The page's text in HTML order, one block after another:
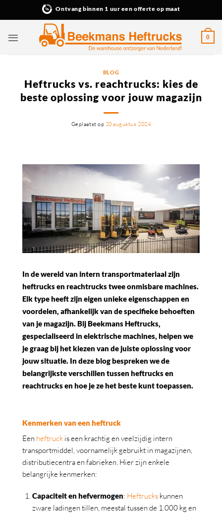
Ontvang binnen 1 uur een offerte op maat
0
BLOG
Heftrucks vs. reachtrucks: kies de
beste oplossing voor jouw magazijn
Geplaatst op 20 augustus 2024
In de wereld van intern transportmateriaal zijn
heftrucks en reachtrucks twee onmisbare machines.
Elk type heeft zijn eigen unieke eigenschappen en
voordelen, afhankelijk van de specifieke behoeften
van je magazijn. Bij Beekmans Heftrucks,
gespecialiseerd in elektrische machines, helpen we
je graag bij het kiezen van de juiste oplossing voor
jouw situatie. In deze blog bespreken we de
belangrijkste verschillen tussen heftrucks en
reachtrucks en hoe je ze het beste kunt toepassen.
Kenmerken van een heftruck
Een heftruck is een krachtig en veelzijdig intern
transportmiddel, voornamelijk gebruikt in magazijnen,
distributiecentra en fabrieken. Hier zijn enkele
belangrijke kenmerken:
Capaciteit en hefvermogen: Heftruckskunnen
zware ladingen tillen, meestal tussen de 1.000 kg en